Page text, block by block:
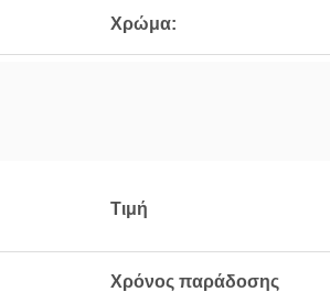
Χρώμα:
Τιμή
Χρόνος παράδοσης